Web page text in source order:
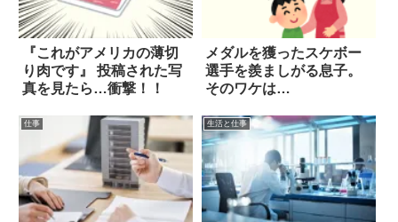
『これがアメリカの薄切
り肉です』 投稿された写
真を見たら…衝撃！！
メダルを獲ったスケボー
選手を羨ましがる息子。
そのワケは…
仕事 生活と仕事